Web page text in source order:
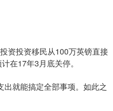
资投资移民从100万英镑直接
在17年3月底关停。
就能搞定全部事项。如此之